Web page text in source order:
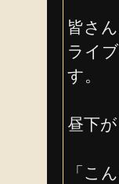
皆さ
ライ
す。
昼下
「こ